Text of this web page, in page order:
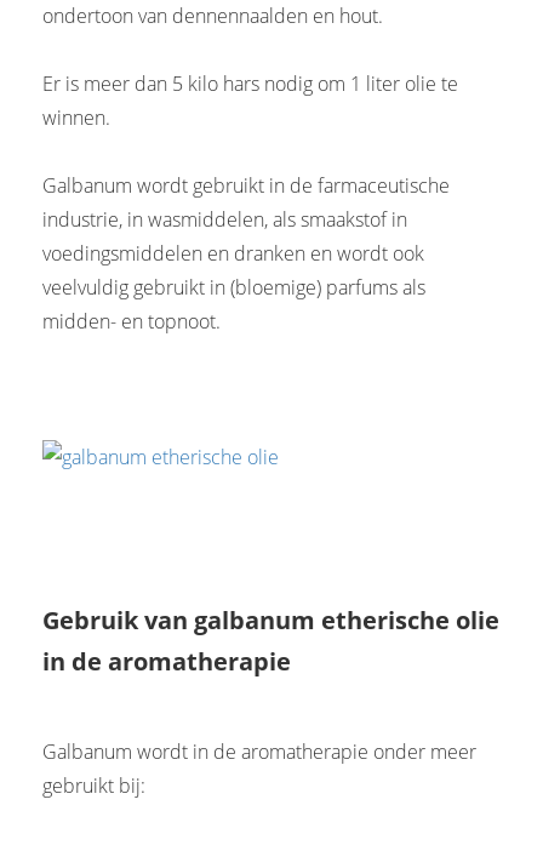
ondertoon van dennennaalden en hout.
Er is meer dan 5 kilo hars nodig om 1 liter olie te
winnen.
Galbanum wordt gebruikt in de farmaceutische
industrie, in wasmiddelen, als smaakstof in
voedingsmiddelen en dranken en wordt ook
veelvuldig gebruikt in (bloemige) parfums als
midden- en topnoot.
Gebruik van galbanum etherische olie
in de aromatherapie
Galbanum wordt in de aromatherapie onder meer
gebruikt bij: